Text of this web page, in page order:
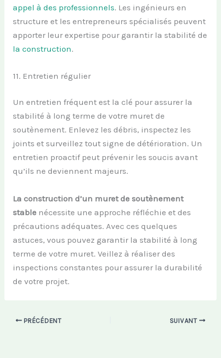
appel à des professionnels. Les ingénieurs en
structure et les entrepreneurs spécialisés peuvent
apporter leur expertise pour garantir la stabilité de
la construction.
11. Entretien régulier
Un entretien fréquent est la clé pour assurer la
stabilité à long terme de votre muret de
soutènement. Enlevez les débris, inspectez les
joints et surveillez tout signe de détérioration. Un
entretien proactif peut prévenir les soucis avant
qu’ils ne deviennent majeurs.
La construction d’un muret de soutènement
stable nécessite une approche réfléchie et des
précautions adéquates. Avec ces quelques
astuces, vous pouvez garantir la stabilité à long
terme de votre muret. Veillez à réaliser des
inspections constantes pour assurer la durabilité
de votre projet.
PRÉCÉDENT SUIVANT